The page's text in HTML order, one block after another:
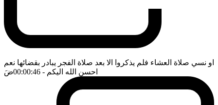
او نسي صلاة العشاء فلم يذكروا الا بعد صلاة الفجر يبادر بقضائها نعم
احسن الله اليكم - 00:00:46 ضَ